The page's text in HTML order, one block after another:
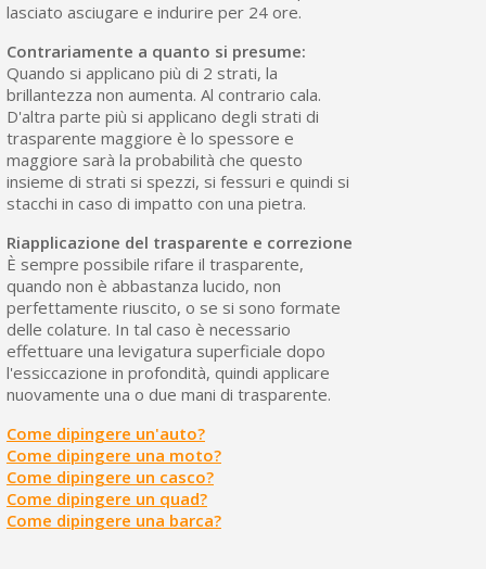
lasciato asciugare e indurire per 24 ore.
Contrariamente a quanto si presume:
Quando si applicano più di 2 strati, la
brillantezza non aumenta. Al contrario cala.
D'altra parte più si applicano degli strati di
trasparente maggiore è lo spessore e
maggiore sarà la probabilità che questo
insieme di strati si spezzi, si fessuri e quindi si
stacchi in caso di impatto con una pietra.
Riapplicazione del trasparente e correzione
È sempre possibile rifare il trasparente,
quando non è abbastanza lucido, non
perfettamente riuscito, o se si sono formate
delle colature. In tal caso è necessario
effettuare una levigatura superficiale dopo
l'essiccazione in profondità, quindi applicare
nuovamente una o due mani di trasparente.
Come dipingere un'auto?
Come dipingere una moto?
Come dipingere un casco?
Come dipingere un quad?
Come dipingere una barca?